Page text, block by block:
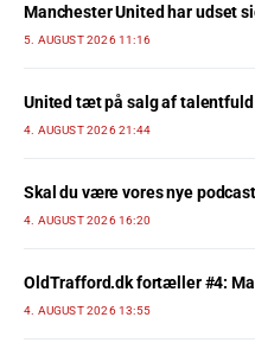
Manchester United har udset
5. AUGUST 2026 11:16
United tæt på salg af talentfuld
4. AUGUST 2026 21:44
Skal du være vores nye
4. AUGUST 2026 16:20
OldTrafford.dk fortæller #4:
4. AUGUST 2026 13:55